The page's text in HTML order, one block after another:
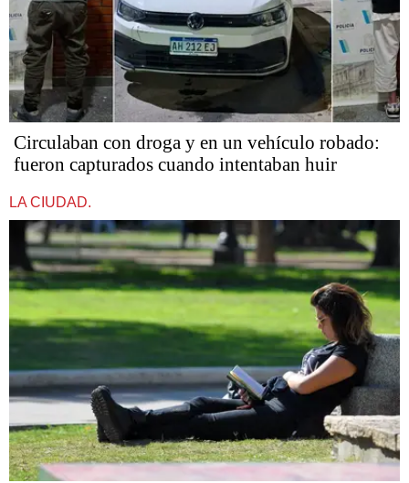
Circulaban con droga y en un vehículo robado:
fueron capturados cuando intentaban huir
LA CIUDAD.